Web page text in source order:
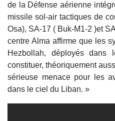
de la Défense aérienne
missile sol-air tactiques de
Osa), SA-17 ( Buk-M1-2 )et
centre Alma affirme que les
Hezbollah, déployés
constituer, théoriquement
sérieuse menace pour les
dans le ciel du Liban. »